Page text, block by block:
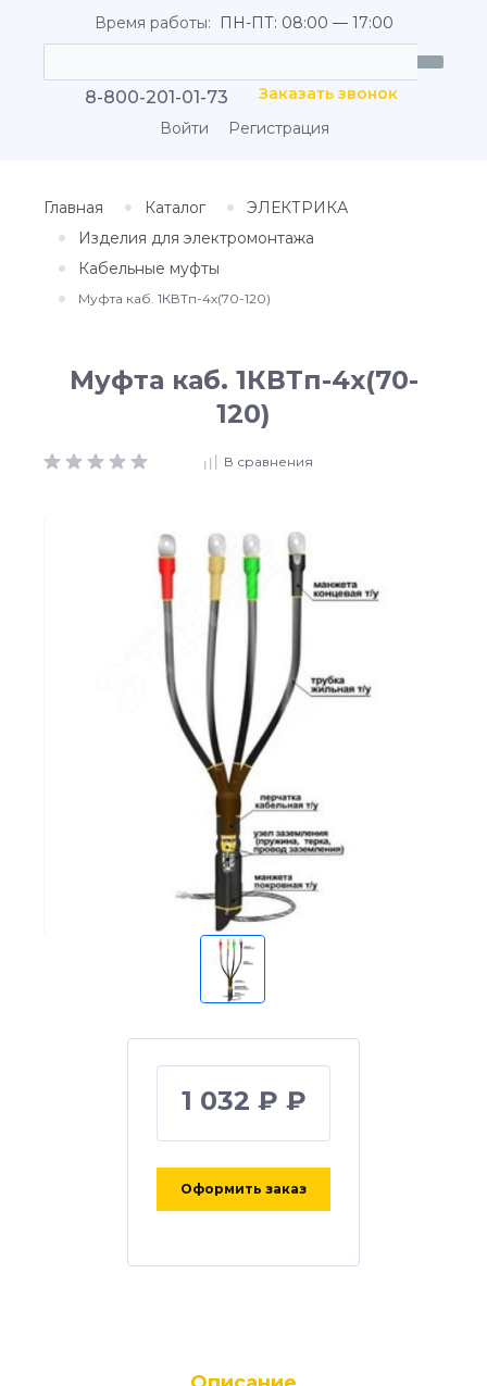
Время работы: ПН-ПТ: 08:00 — 17:00
8-800-201-01-73
Заказать звонок
Войти
Регистрация
Главная Каталог
ЭЛЕКТРИКА
Изделия для электромонтажа
Кабельные муфты
Муфта каб. 1КВТп-4х(70-120)
Муфта каб. 1КВТп-4х(70-
120)
В сравнения
1 032 ₽ ₽
Оформить заказ